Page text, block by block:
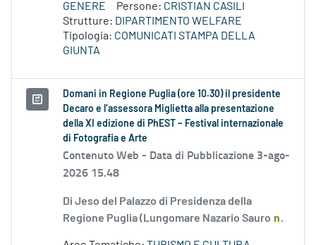
GENERE
Persone: CRISTIAN CASILI
Strutture: DIPARTIMENTO WELFARE
Tipologia: COMUNICATI STAMPA DELLA
GIUNTA
Domani in Regione Puglia (ore 10.30) il presidente
Decaro e l’assessora Miglietta alla presentazione
della XI edizione di PhEST – Festival internazionale
di Fotografia e Arte
Contenuto Web - Data di Pubblicazione 3-ago-
2026 15.48
Di Jeso del Palazzo di Presidenza della
Regione Puglia (Lungomare Nazario Sauro n.